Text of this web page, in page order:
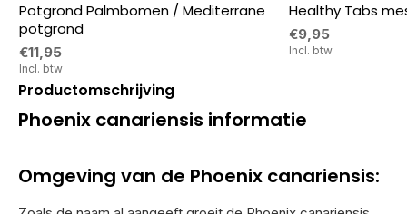
Potgrond Palmbomen / Mediterrane
potgrond
€11,95
Incl. btw
Healthy Tabs
€9,95
Incl. btw
Productomschrijving
Phoenix canariensis informatie
Omgeving van de Phoenix canariensis: